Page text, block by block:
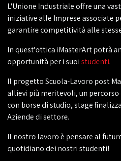
L'Unione Industriale offre una
iniziative alle Imprese associate
garantire competitività alle
In quest'ottica iMasterArt potrà
opportunità per i suoistudenti.
Il progetto Scuola-Lavoro post
allievi più meritevoli, un
con borse di studio, stage
Aziende di settore.
Il nostro lavoro è pensare al
quotidiano dei nostri studenti!